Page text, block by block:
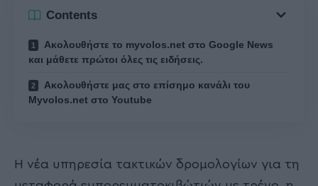
Contents
Ακολουθήστε το myvolos.net στο Google News
και μάθετε πρώτοι όλες τις ειδήσεις.
Ακολουθήστε μας στο επίσημο κανάλι του
Myvolos.net στο Youtube
Η νέα υπηρεσία τακτικών δρομολογίων για τη